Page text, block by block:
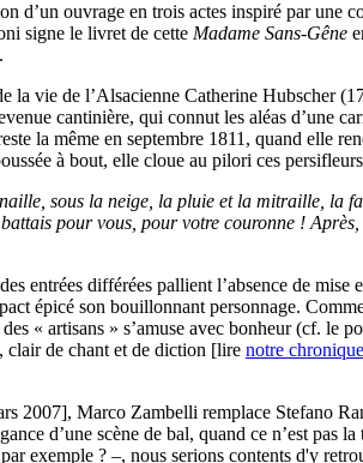
d’un ouvrage en trois actes inspiré par
signe le livret de cette Madame Sans-Gêne
vie de l’Alsacienne Catherine Hubscher
cantinière, qui connut les aléas d’une
la même en septembre 1811, quand elle
à bout, elle cloue au pilori ces
sous la neige, la pluie et la mitraille, la
pour vous, pour votre couronne !
entrées différées pallient l’absence de
épicé son bouillonnant personnage.
« artisans » s’amuse avec bonheur (cf. le
clair de chant et de diction [lire notre chronique
2007], Marco Zambelli remplace Stefano
d’une scène de bal, quand ce n’est pas la
exemple ? –, nous serions contents d'y